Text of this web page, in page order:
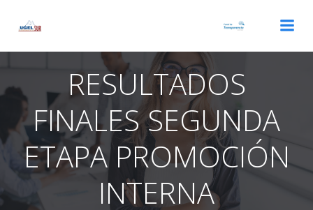
RESULTADOS
FINALES SEGUNDA
ETAPA PROMOCIÓN
INTERNA